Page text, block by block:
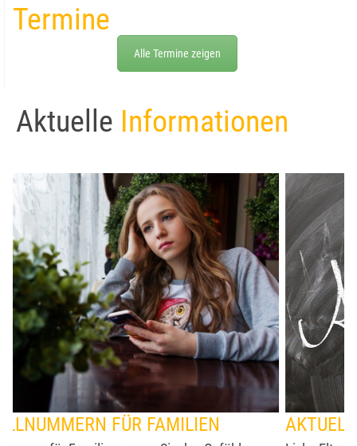
Termine
Alle Termine zeigen
Aktuelle Informationen
AKTUELLE INFORMATIONEN